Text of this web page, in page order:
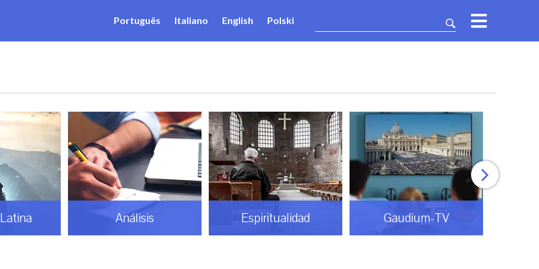
Português Italiano English Polski
Análisis Espiritualidad Gaudium-TV